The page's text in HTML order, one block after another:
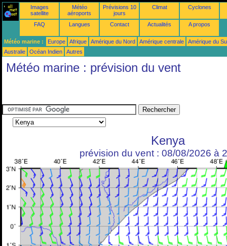
Images
satellite
Météo
aéroports
Prévisions 10
jours
Climat Cyclones
FAQ Langues Contact Actualités A propos
Météo marine : Europe Afrique Amérique du Nord Amérique centrale
Amérique du
Australie
Océan Indien Autres
Météo marine : prévision du vent
Kenya
prévision du vent : 08/08/2026 à